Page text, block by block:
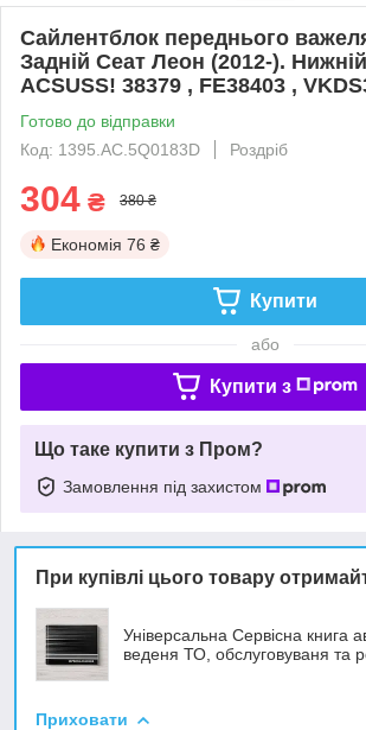
Сайлентблок переднього
Задній Сеат Леон (2012-).
ACSUSS! 38379 , FE38403 ,
Готово до відправки
Код: 1395.AC.5Q0183D
Роздріб
304 ₴ 380 ₴
Економія 76 ₴
Купити
або
Купити з
Що таке купити з Пром?
Замовлення під захистом
При купівлі цього товару
Універсальна Сервісна книга
веденя ТО, обслуговуваня та
Приховати